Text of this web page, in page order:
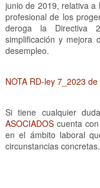
junio de 2019, relativa a
profesional de los
deroga la Directiva
simplificación y mejora
desempleo.
NOTA RD-ley 7_2023
Si tiene cualquier
ASOCIADOScuenta con
en el ámbito laboral
circunstancias concretas.